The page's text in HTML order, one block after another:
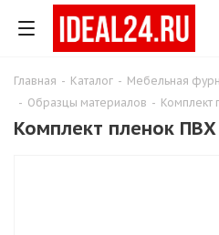
Главная - Каталог - Мебельная
- Образцы материалов - Комплект
Комплект пленок ПВХ